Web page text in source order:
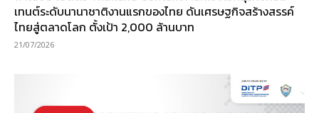
เทนต์ระดับนานาชาติงานแรกของไทย ดันเศรษฐกิจสร้างสรรค์
ไทยสู่ตลาดโลก ตั้งเป้า 2,000 ล้านบาท
21/07/2026